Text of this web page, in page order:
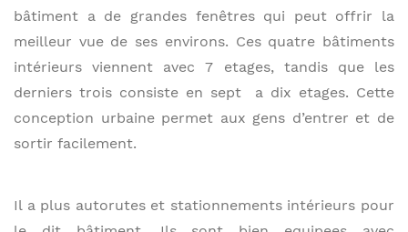
bâtiment a de grandes fenêtres qui peut offrir la
meilleur vue de ses environs. Ces quatre bâtiments
intérieurs viennent avec 7 etages, tandis que les
derniers trois consiste en sept a dix etages. Cette
conception urbaine permet aux gens d’entrer et de
sortir facilement.
Il a plus autorutes et stationnements intérieurs pour